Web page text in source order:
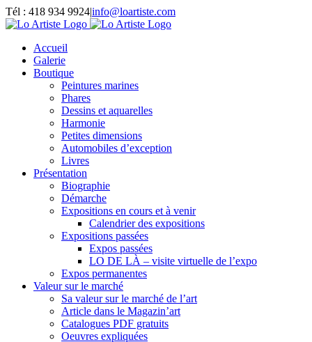
Passer
au
Tél : 418 934 9924|info@loartiste.com
Facebook
Instagram
Email
Pinterest
YouTube
Accueil
Galerie
Boutique
Peintures marines
Phares
Dessins et aquarelles
Harmonie
Petites dimensions
Automobiles d’exception
Livres
Présentation
Biographie
Démarche
Expositions en cours et à venir
Calendrier des expositions
Expositions passées
Expos passées
LO DE LÀ – visite virtuelle de l’expo
Expos permanentes
Valeur sur le marché
Sa valeur sur le marché de l’art
Article dans le Magazin’art
Catalogues PDF gratuits
Oeuvres expliquées